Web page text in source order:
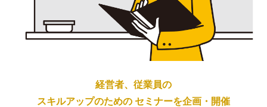
経営者、従業員の
スキルアップのための セミナーを企画・開催